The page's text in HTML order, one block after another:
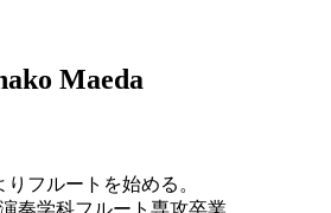
Maeda
フルートを始める。